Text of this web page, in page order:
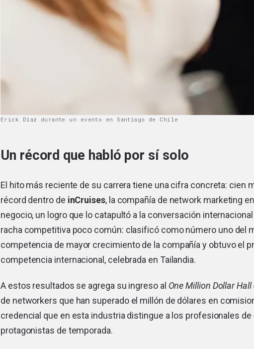
Erick Díaz durante un evento en Santiago de Chile
Un récord que habló por sí solo
El hito más reciente de su carrera tiene una cifra concreta: cien
récord dentro de inCruises, la compañía de network marketing
negocio, un logro que lo catapultó a la conversación
racha competitiva poco común: clasificó como número uno del
competencia de mayor crecimiento de la compañía y obtuvo el
competencia internacional, celebrada en Tailandia.
A estos resultados se agrega su ingreso al One Million Dollar
de networkers que han superado el millón de dólares en
credencial que en esta industria distingue a los profesionales de
protagonistas de temporada.